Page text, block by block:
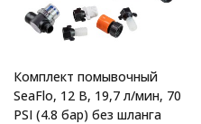
Комплект помывочный
SeaFlo, 12 В, 19,7 л/мин, 70
PSI (4.8 бар) без шланга